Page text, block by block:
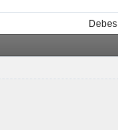
Debes